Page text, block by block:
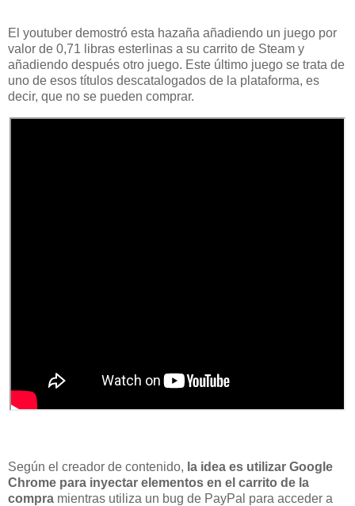
El youtuber demostró esta hazaña añadiendo un juego por
valor de 0,71 libras esterlinas a su carrito de Steam y
añadiendo después otro juego. Este último juego se trata de
uno de esos títulos descatalogados de la plataforma, es
decir, que no se pueden comprar.
Según el creador de contenido, la idea es utilizar Google
Chrome para inyectar elementos en el carrito de la
compra mientras utiliza un bug de PayPal para acceder a